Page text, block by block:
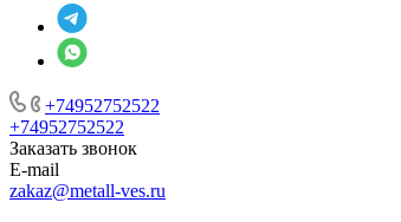
+74952752522
+74952752522
Заказать звонок
E-mail
zakaz@metall-ves.ru